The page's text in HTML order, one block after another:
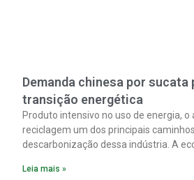
Demanda chinesa por sucata
transição energética
Produto intensivo no uso de energia,
reciclagem um dos principais
descarbonização dessa indústria. A
material. A produção de um alumínio
Leia mais »